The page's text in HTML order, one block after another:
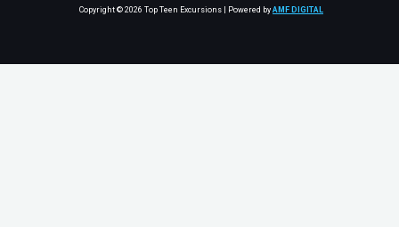
Copyright © 2026 Top Teen Excursions | Powered by AMF DIGITAL